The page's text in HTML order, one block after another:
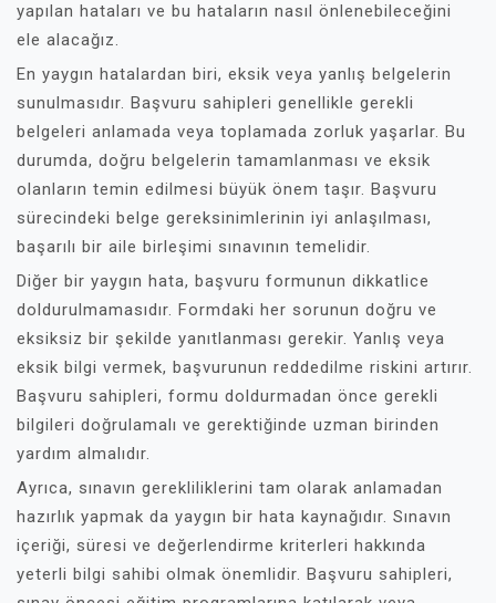
yapılan hataları ve bu hataların nasıl önlenebileceğini
ele alacağız.
En yaygın hatalardan biri, eksik veya yanlış belgelerin
sunulmasıdır. Başvuru sahipleri genellikle gerekli
belgeleri anlamada veya toplamada zorluk yaşarlar. Bu
durumda, doğru belgelerin tamamlanması ve eksik
olanların temin edilmesi büyük önem taşır. Başvuru
sürecindeki belge gereksinimlerinin iyi anlaşılması,
başarılı bir aile birleşimi sınavının temelidir.
Diğer bir yaygın hata, başvuru formunun dikkatlice
doldurulmamasıdır. Formdaki her sorunun doğru ve
eksiksiz bir şekilde yanıtlanması gerekir. Yanlış veya
eksik bilgi vermek, başvurunun reddedilme riskini artırır.
Başvuru sahipleri, formu doldurmadan önce gerekli
bilgileri doğrulamalı ve gerektiğinde uzman birinden
yardım almalıdır.
Ayrıca, sınavın gerekliliklerini tam olarak anlamadan
hazırlık yapmak da yaygın bir hata kaynağıdır. Sınavın
içeriği, süresi ve değerlendirme kriterleri hakkında
yeterli bilgi sahibi olmak önemlidir. Başvuru sahipleri,